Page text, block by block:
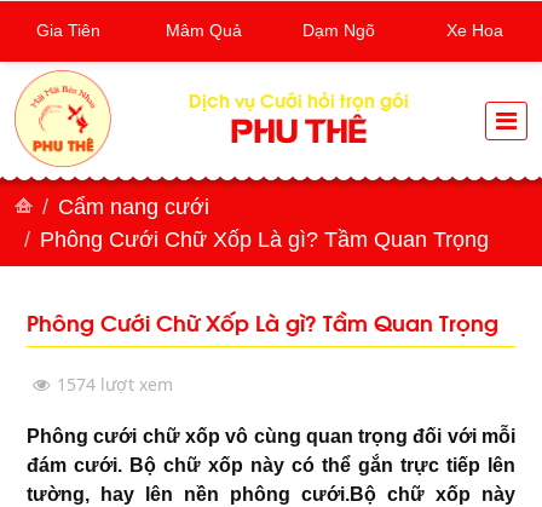
Dịch vụ Cưới hỏi trọn gói
PHU THÊ
Cẩm nang cưới
Phông Cưới Chữ Xốp Là gì? Tầm Quan Trọng
Phông Cưới Chữ Xốp Là gì? Tầm Quan Trọng
1574 lượt xem
Phông cưới chữ xốp vô cùng quan trọng đối với mỗi
đám cưới. Bộ chữ xốp này có thể gắn trực tiếp lên
tường, hay lên nền phông cưới.Bộ chữ xốp này
Gia Tiên Mâm Quả Dạm Ngõ Xe Hoa